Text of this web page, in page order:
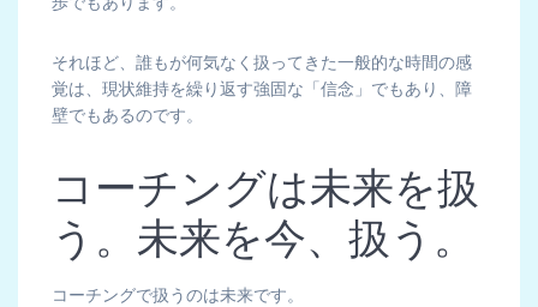
それほど、誰もが何気なく扱ってきた一般的な時間の感
覚は、現状維持を繰り返す強固な「信念」でもあり、障
壁でもあるのです。
コーチングは未来を扱
う。未来を今、扱う。
コーチングで扱うのは未来です。